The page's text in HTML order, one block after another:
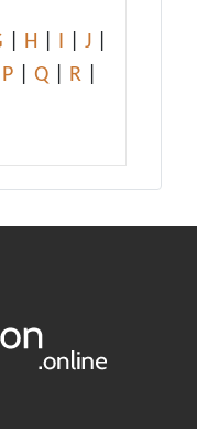
H I J
P Q R